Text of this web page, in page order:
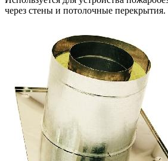
через стены и потолочные перекрытия.